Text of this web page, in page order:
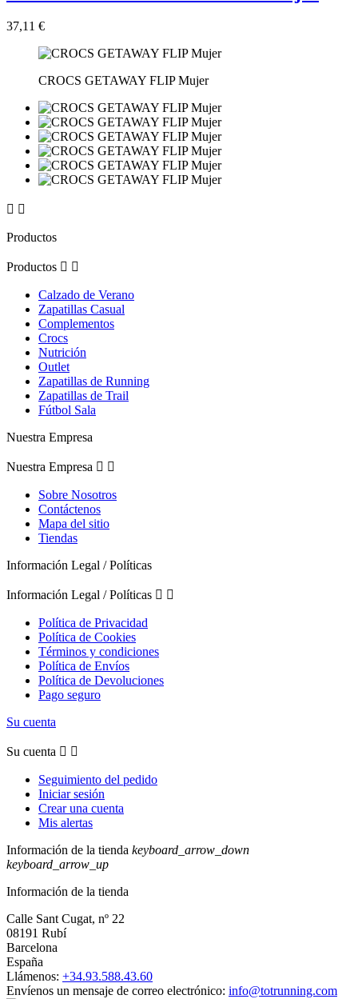
37,11 €
CROCS GETAWAY FLIP Mujer
 
Productos
Productos  
Calzado de Verano
Zapatillas Casual
Complementos
Crocs
Nutrición
Outlet
Zapatillas de Running
Zapatillas de Trail
Fútbol Sala
Nuestra Empresa
Nuestra Empresa  
Sobre Nosotros
Contáctenos
Mapa del sitio
Tiendas
Información Legal / Políticas
Información Legal / Políticas  
Política de Privacidad
Política de Cookies
Términos y condiciones
Política de Envíos
Política de Devoluciones
Pago seguro
Su cuenta
Su cuenta  
Seguimiento del pedido
Iniciar sesión
Crear una cuenta
Mis alertas
Información de la tienda keyboard_arrow_down
keyboard_arrow_up
Información de la tienda
Calle Sant Cugat, nº 22
08191 Rubí
Barcelona
España
Llámenos: +34.93.588.43.60
Envíenos un mensaje de correo electrónico: info@totrunning.com